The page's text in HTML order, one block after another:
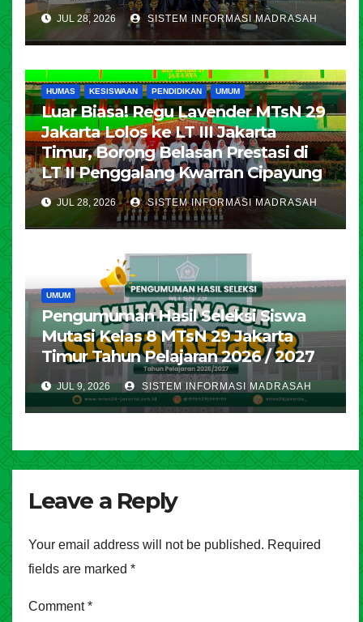
JUL 28, 2026 SISTEM INFORMASI MADRASAH
HUMAS KESISWAAN PENDIDIKAN UMUM
Luar Biasa! Regu Lavender MTsN 29
Jakarta Lolos ke LT III Jakarta
Timur, Borong Belasan Prestasi di
LT II Penggalang Kwarran Cipayung
JUL 28, 2026 SISTEM INFORMASI MADRASAH
UMUM
Pengumuman Hasil Seleksi Siswa
Mutasi Kelas 8 MTsN 29 Jakarta
Timur Tahun Pelajaran 2026 / 2027
JUL 9, 2026 SISTEM INFORMASI MADRASAH
Leave a Reply
Your email address will not be published. Required
fields are marked *
Comment*